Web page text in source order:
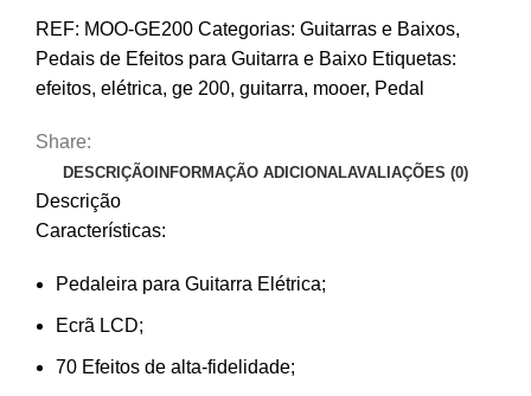
Efeitos
Mooer
GE
200
REF: MOO-GE200 Categorias: Guitarras e Baixos,
Pedais de Efeitos para Guitarra e Baixo Etiquetas:
efeitos, elétrica, ge 200, guitarra, mooer, Pedal
Share:
DESCRIÇÃOINFORMAÇÃO ADICIONALAVALIAÇÕES (0)
Descrição
Características:
Pedaleira para Guitarra Elétrica;
Ecrã LCD;
70 Efeitos de alta-fidelidade;